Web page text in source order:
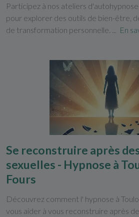
Participez à nos ateliers
pour explorer des outils de bien-être,
de transformation personnelle. ...
En
Se reconstruire après
sexuelles - Hypnose à
Fours
Découvrez comment l' hypnose à
vous aider à vous reconstruire après